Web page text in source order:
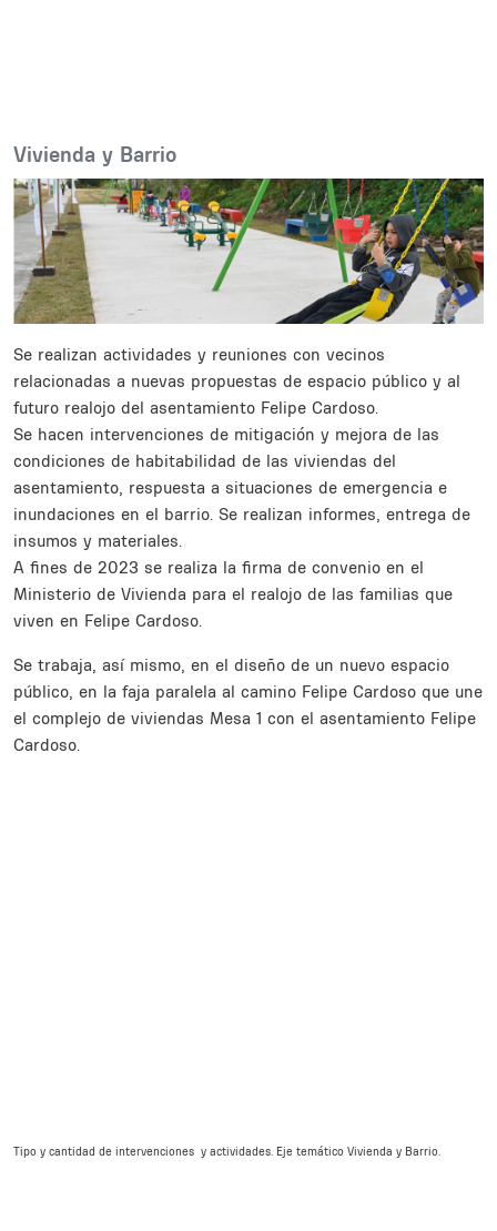
Vivienda y Barrio
Se realizan actividades y reuniones con vecinos
relacionadas a nuevas propuestas de espacio público y al
futuro realojo del asentamiento Felipe Cardoso.
Se hacen intervenciones de mitigación y mejora de las
condiciones de habitabilidad de las viviendas del
asentamiento, respuesta a situaciones de emergencia e
inundaciones en el barrio. Se realizan informes, entrega de
insumos y materiales.
A fines de 2023 se realiza la firma de convenio en el
Ministerio de Vivienda para el realojo de las familias que
viven en Felipe Cardoso.
Se trabaja, así mismo, en el diseño de un nuevo espacio
público, en la faja paralela al camino Felipe Cardoso que une
el complejo de viviendas Mesa 1 con el asentamiento Felipe
Cardoso.
Tipo y cantidad de intervenciones y actividades. Eje temático Vivienda y Barrio.